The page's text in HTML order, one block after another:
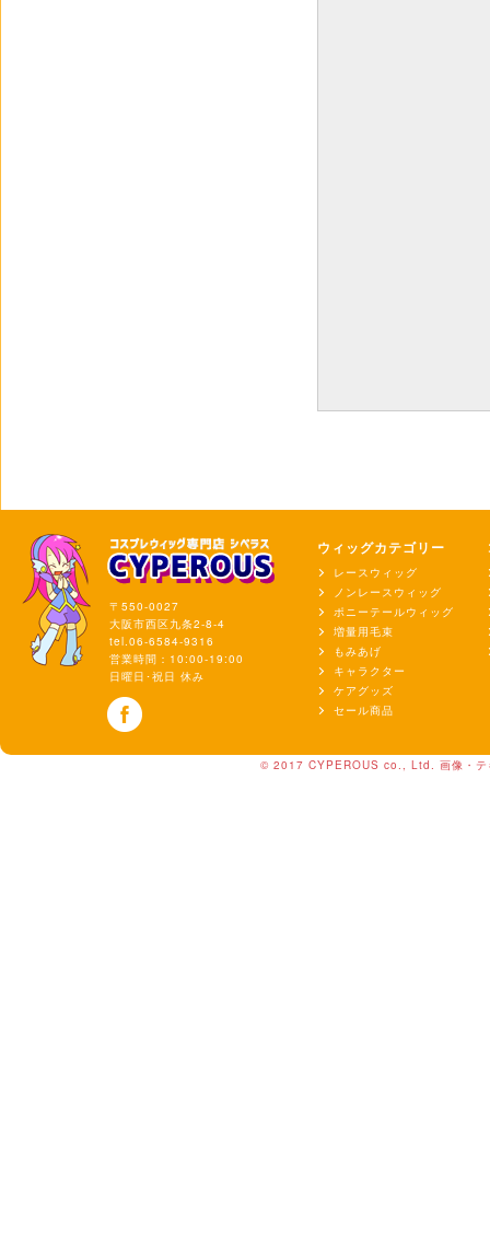
〒550-0027
大阪市西区九条2-8-4
tel.06-6584-9316
営業時間：10:00-19:00
日曜日･祝日 休み
ウィッグカテゴリー
レースウィッグ
ノンレースウィッグ
ポニーテールウィッグ
増量用毛束
もみあげ
キャラクター
ケアグッズ
セール商品
© 2017 CYPEROUS co., Ltd. 画像・テ